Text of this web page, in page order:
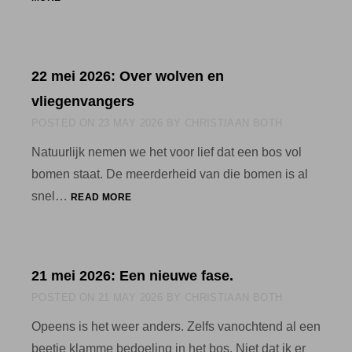
22 mei 2026: Over wolven en
vliegenvangers
Natuurlijk nemen we het voor lief dat een bos vol
bomen staat. De meerderheid van die bomen is al
snel… READ MORE22
EN
21 mei 2026: Een nieuwe fase.
Opeens is het weer anders. Zelfs vanochtend al een
beetje klamme bedoeling in het bos. Niet dat ik er